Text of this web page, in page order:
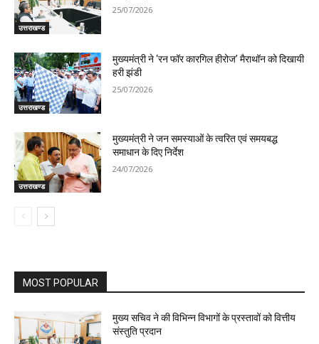
उत्तराखण्ड
25/07/2026
उत्तराखण्ड
मुख्यमंत्री ने ‘रन फॉर कारगिल हीरोज’ मैराथॉन को दिखायी
हरी झंडी
25/07/2026
उत्तराखण्ड
मुख्यमंत्री ने जन समस्याओं के त्वरित एवं समयबद्ध
समाधान के दिए निर्देश
24/07/2026
MOST POPULAR
मुख्य सचिव ने की विभिन्न विभागों के प्रस्तावों को वित्तीय
संस्तुति प्रदान